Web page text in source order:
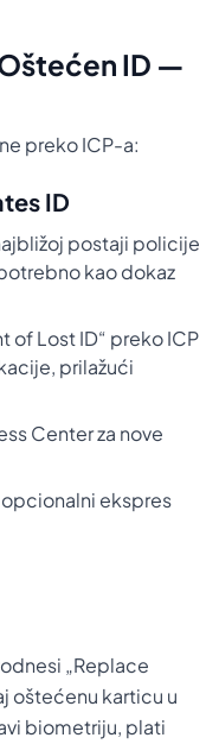
ID —
preko ICP-a:
ID
postaji policije
kao dokaz
of Lost ID“ preko ICP
prilažući
Center za nove
opcionalni ekspres
„Replace
oštećenu karticu u
biometriju, plati